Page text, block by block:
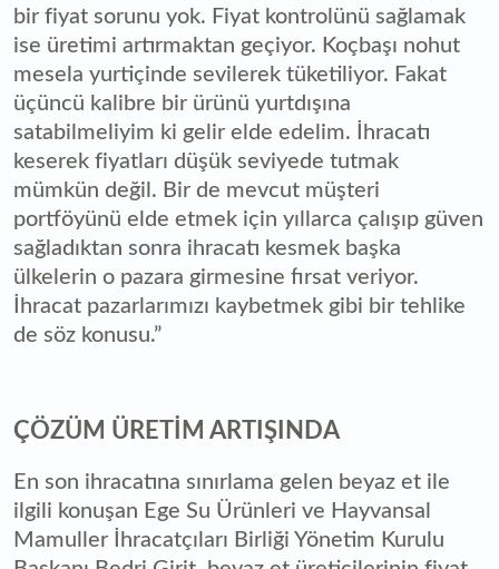
bir fiyat sorunu yok. Fiyat kontrolünü sağlamak
ise üretimi artırmaktan geçiyor. Koçbaşı nohut
mesela yurtiçinde sevilerek tüketiliyor. Fakat
üçüncü kalibre bir ürünü yurtdışına
satabilmeliyim ki gelir elde edelim. İhracatı
keserek fiyatları düşük seviyede tutmak
mümkün değil. Bir de mevcut müşteri
portföyünü elde etmek için yıllarca çalışıp güven
sağladıktan sonra ihracatı kesmek başka
ülkelerin o pazara girmesine fırsat veriyor.
İhracat pazarlarımızı kaybetmek gibi bir tehlike
de söz konusu.”
ÇÖZÜM ÜRETİM ARTIŞINDA
En son ihracatına sınırlama gelen beyaz et ile
ilgili konuşan Ege Su Ürünleri ve Hayvansal
Mamuller İhracatçıları Birliği Yönetim Kurulu